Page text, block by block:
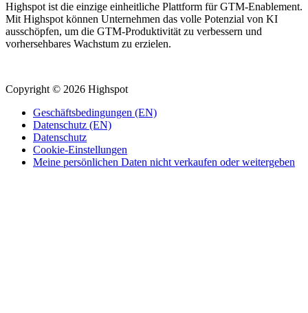
Highspot ist die einzige einheitliche Plattform für GTM-Enablement.
Mit Highspot können Unternehmen das volle Potenzial von KI
ausschöpfen, um die GTM-Produktivität zu verbessern und
vorhersehbares Wachstum zu erzielen.
Copyright © 2026 Highspot
Geschäftsbedingungen (EN)
Datenschutz (EN)
Datenschutz
Cookie-Einstellungen
Meine persönlichen Daten nicht verkaufen oder weitergeben